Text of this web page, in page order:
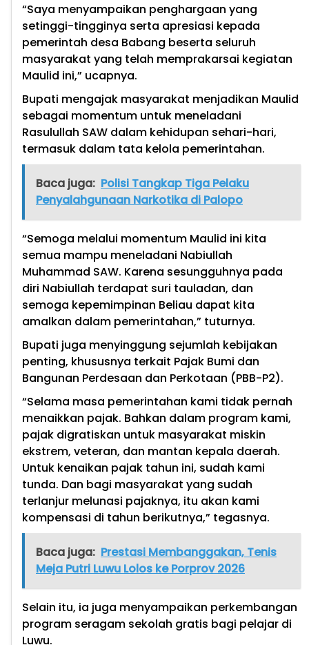
“Saya menyampaikan penghargaan yang
setinggi-tingginya serta apresiasi kepada
pemerintah desa Babang beserta seluruh
masyarakat yang telah memprakarsai kegiatan
Maulid ini,” ucapnya.
Bupati mengajak masyarakat menjadikan Maulid
sebagai momentum untuk meneladani
Rasulullah SAW dalam kehidupan sehari-hari,
termasuk dalam tata kelola pemerintahan.
Baca juga: Polisi Tangkap Tiga Pelaku
Penyalahgunaan Narkotika di Palopo
“Semoga melalui momentum Maulid ini kita
semua mampu meneladani Nabiullah
Muhammad SAW. Karena sesungguhnya pada
diri Nabiullah terdapat suri tauladan, dan
semoga kepemimpinan Beliau dapat kita
amalkan dalam pemerintahan,” tuturnya.
Bupati juga menyinggung sejumlah kebijakan
penting, khususnya terkait Pajak Bumi dan
Bangunan Perdesaan dan Perkotaan (PBB-P2).
“Selama masa pemerintahan kami tidak pernah
menaikkan pajak. Bahkan dalam program kami,
pajak digratiskan untuk masyarakat miskin
ekstrem, veteran, dan mantan kepala daerah.
Untuk kenaikan pajak tahun ini, sudah kami
tunda. Dan bagi masyarakat yang sudah
terlanjur melunasi pajaknya, itu akan kami
kompensasi di tahun berikutnya,” tegasnya.
Baca juga: Prestasi Membanggakan, Tenis
Meja Putri Luwu Lolos ke Porprov 2026
Selain itu, ia juga menyampaikan perkembangan
program seragam sekolah gratis bagi pelajar di
Luwu.